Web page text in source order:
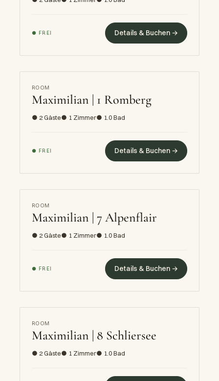
● FREI Details & Buchen →
ROOM
Maximilian | 1 Romberg
● 2 Gäste● 1 Zimmer● 1.0 Bad
● FREI Details & Buchen →
ROOM
Maximilian | 7 Alpenflair
● 2 Gäste● 1 Zimmer● 1.0 Bad
● FREI Details & Buchen →
ROOM
Maximilian | 8 Schliersee
● 2 Gäste● 1 Zimmer● 1.0 Bad